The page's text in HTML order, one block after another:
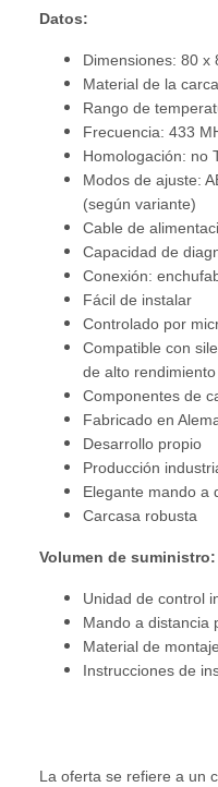
Datos:
Dimensiones: 80 x
Material de la
Rango de
Frecuencia: 433
Homologación: no
Modos de ajuste:
(según variante)
Cable de
Capacidad de
Conexión:
Fácil de instalar
Controlado por
Compatible con
de alto
Componentes de
Fabricado en
Desarrollo propio
Producción
Elegante mando a
Carcasa robusta
Volumen de suministro:
Unidad de control
Mando a distancia
Material de montaje
Instrucciones de
La oferta se refiere a un